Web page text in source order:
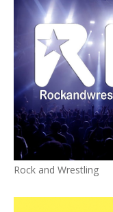
Rock and Wrestling